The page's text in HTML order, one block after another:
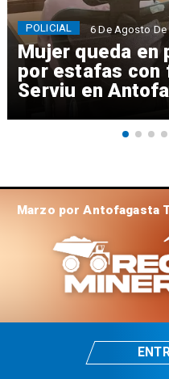
Mujer queda en
por estafas con
Serviu en
POLICIAL 6 De Agosto De
Marzo por Antofagasta